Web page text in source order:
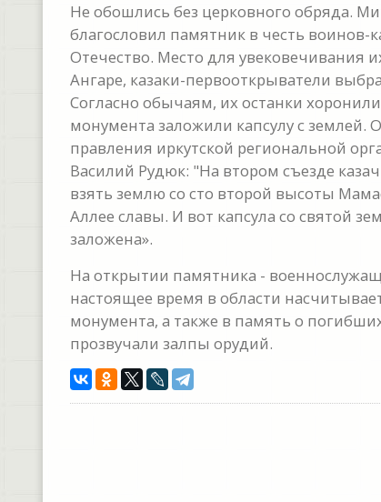
Не обошлись без церковного обряда.
благословил памятник в честь
Отечество. Место для увековечивания
Ангаре, казаки-первооткрыватели
Согласно обычаям, их останки
монумента заложили капсулу с землей.
правления иркутской региональной
Василий Рудюк: "На втором съезде
взять землю со сто второй высоты
Аллее славы. И вот капсула со святой
заложена».
На открытии памятника -
настоящее время в области
монумента, а также в память о
прозвучали залпы орудий.